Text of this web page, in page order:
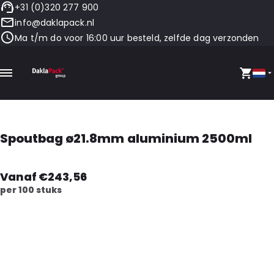
+31 (0)320 277 900
info@daklapack.nl
Ma t/m do voor 16:00 uur besteld, zelfde dag verzonden
Spoutbag ø21.8mm aluminium 2500ml
Vanaf €243,56
per 100 stuks